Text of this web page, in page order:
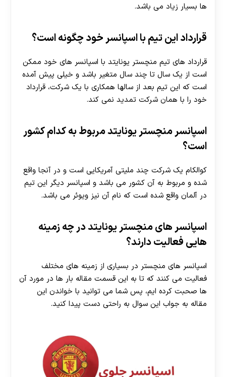
30 تا 50 درصد شارژ هدیه بیشتر فقط با ثبت نام در
هات بت
ها بسیار زیاد می باشد.
قرارداد این تیم با اسپانسر خود چگونه است؟
قرارداد های تیم منچستر یونایتد با اسپانسر های خود ممکن
است از یک سال تا چند سال متغیر باشد و خیلی پیش آمده
است که این تیم بعد از سالها همکاری با یک شرکت، قرارداد
خود را با همان شرکت تمدید نمی کند.
اسپانسر منچستر یونایتد مربوط به کدام کشور
است؟
کوالکام یک شرکت چند ملیتی آمریکایی است و در آنجا واقع
شده و مربوط به آن کشور می باشد و اسپانسر دیگر این تیم
در آلمان واقع شده است که نام آن نیز ویوئر می باشد.
اسپانسر های منچستر یونایتد در چه زمینه
هایی فعالیت دارند؟
اسپانسر های منچستر در بسیاری از زمینه های مختلف
فعالیت می کنند که تا به این قسمت مقاله بار ها در مورد آن
ها صحبت کرده ایم، پس شما می توانید با خواندن این
مقاله به جواب این سوال به راحتی دست پیدا کنید.